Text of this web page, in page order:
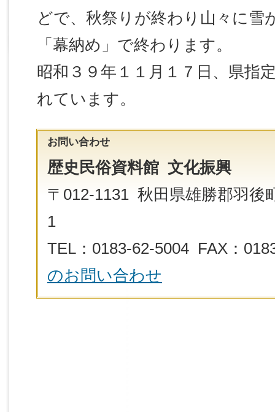
どで、秋祭りが終わり山々に雪
「幕納め」で終わります。
昭和３９年１１月１７日、県指
れています。
お問い合わせ
歴史民俗資料館 文化振興
〒012-1131 秋田県雄勝郡羽後
1
TEL：0183-62-5004 FAX：
のお問い合わせ